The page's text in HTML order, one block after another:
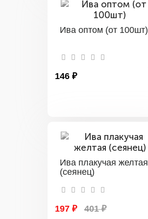
Ива оптом (от 100шт)
146 ₽
Ива плакучая желтая
(сеянец)
197 ₽ 401 ₽